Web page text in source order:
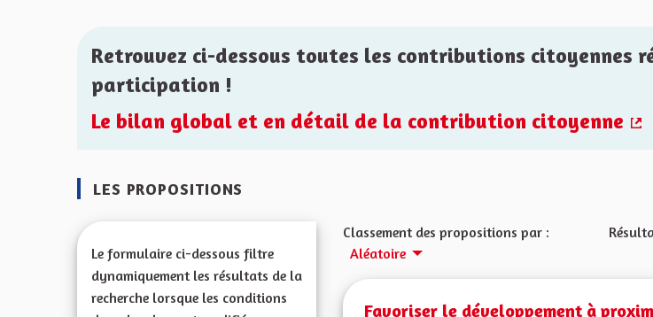
Retrouvez ci-dessous toutes les contributions citoyennes
participation !
Le bilan global et en détail de la contribution citoyenne
LES PROPOSITIONS
Le formulaire ci-dessous filtre
dynamiquement les résultats de la
recherche lorsque les conditions
Classement des propositions par :
Aléatoire
Favoriser le développement à